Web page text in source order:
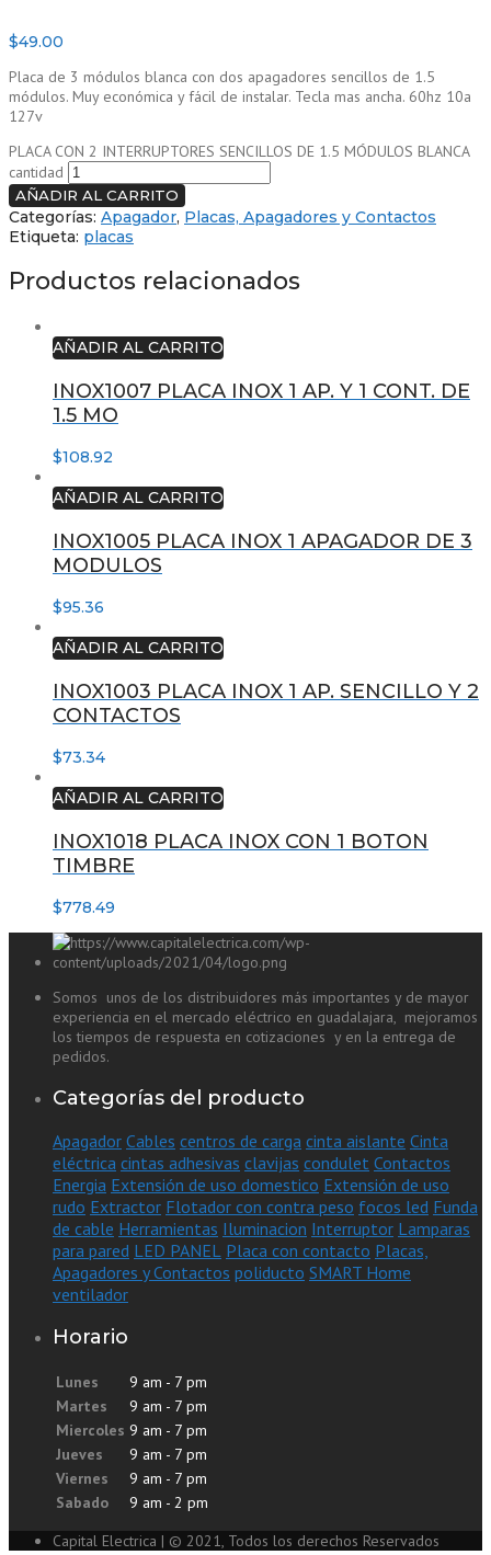
$49.00
Placa de 3 módulos blanca con dos apagadores sencillos de 1.5
módulos. Muy económica y fácil de instalar. Tecla mas ancha. 60hz 10a
127v
PLACA CON 2 INTERRUPTORES SENCILLOS DE 1.5 MÓDULOS BLANCA
cantidad
AÑADIR AL CARRITO
Categorías: Apagador, Placas, Apagadores y Contactos
Etiqueta: placas
Productos relacionados
AÑADIR AL CARRITO
INOX1007 PLACA INOX 1 AP. Y 1 CONT. DE
1.5 MO
$108.92
AÑADIR AL CARRITO
INOX1005 PLACA INOX 1 APAGADOR DE 3
MODULOS
$95.36
AÑADIR AL CARRITO
INOX1003 PLACA INOX 1 AP. SENCILLO Y 2
CONTACTOS
$73.34
AÑADIR AL CARRITO
INOX1018 PLACA INOX CON 1 BOTON
TIMBRE
$778.49
Somos unos de los distribuidores más importantes y de mayor
experiencia en el mercado eléctrico en guadalajara, mejoramos
los tiempos de respuesta en cotizaciones y en la entrega de
pedidos.
Categorías del producto
Apagador Cables centros de carga cinta aislante Cinta
eléctrica cintas adhesivas clavijas condulet Contactos
Energia Extensión de uso domestico Extensión de uso
rudo Extractor Flotador con contra peso focos led Funda
de cable Herramientas Iluminacion Interruptor Lamparas
para pared LED PANEL Placa con contacto Placas,
Apagadores y Contactos poliducto SMART Home
ventilador
Horario
Lunes
9 am - 7 pm
Martes
9 am - 7 pm
Miercoles 9 am - 7 pm
Jueves
9 am - 7 pm
Viernes
9 am - 7 pm
Sabado
9 am - 2 pm
Capital Electrica | © 2021, Todos los derechos Reservados